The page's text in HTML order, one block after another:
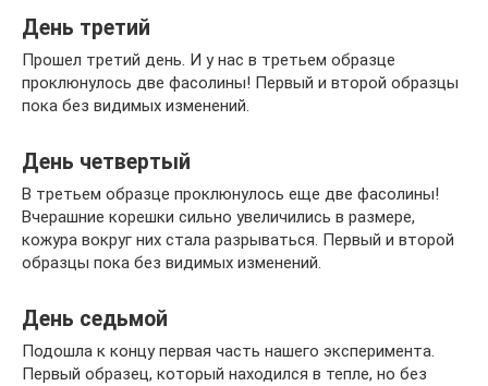
День третий
Прошел третий день. И у нас в третьем образце
проклюнулось две фасолины! Первый и второй образцы
пока без видимых изменений.
День четвертый
В третьем образце проклюнулось еще две фасолины!
Вчерашние корешки сильно увеличились в размере,
кожура вокруг них стала разрываться. Первый и второй
образцы пока без видимых изменений.
День седьмой
Подошла к концу первая часть нашего эксперимента.
Первый образец, который находился в тепле, но без